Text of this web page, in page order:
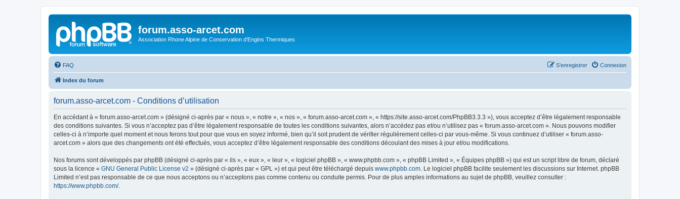
forum.asso-arcet.com
Association Rhone Alpine de Conservation d'Engins Thermiques
FAQ Connexion
S’enregistrer
Index du forum
forum.asso-arcet.com - Conditions d’utilisation
En accédant à « forum.asso-arcet.com » (désigné ci-après par « nous », « notre », « nos », « forum.asso-arcet.com », « https://site.asso-arcet.com/PhpBB3.3.3 »), vous acceptez d’être légalement responsable
des conditions suivantes. Si vous n’acceptez pas d’être légalement responsable de toutes les conditions suivantes, alors n’accédez pas et/ou n’utilisez pas « forum.asso-arcet.com ». Nous pouvons modifier
celles-ci à n’importe quel moment et nous ferons tout pour que vous en soyez informé, bien qu’il soit prudent de vérifier régulièrement celles-ci par vous-même. Si vous continuez d’utiliser « forum.asso-
arcet.com » alors que des changements ont été effectués, vous acceptez d’être légalement responsable des conditions découlant des mises à jour et/ou modifications.
Nos forums sont développés par phpBB (désigné ci-après par « ils », « eux », « leur », « logiciel phpBB », « www.phpbb.com », « phpBB Limited », « Équipes phpBB ») qui est un script libre de forum, déclaré
sous la licence « GNU General Public License v2 » (désigné ci-après par « GPL ») et qui peut être téléchargé depuis www.phpbb.com . Le logiciel phpBB facilite seulement les discussions sur Internet. phpBB
Limited n’est pas responsable de ce que nous acceptons ou n’acceptons pas comme contenu ou conduite permis. Pour de plus amples informations au sujet de phpBB, veuillez consulter :
https://www.phpbb.com/.